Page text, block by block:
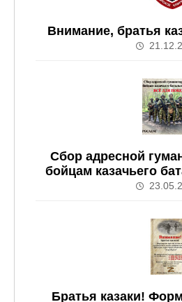
Внимание, братья
Сбор адресной
бойцам казачьего
Братья казаки!